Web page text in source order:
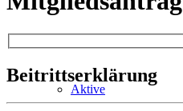
Aktive
Beitrittserklärung